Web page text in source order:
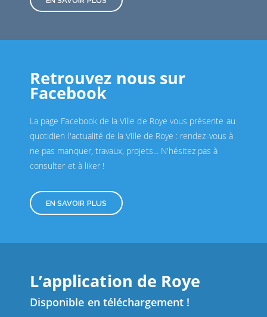
Retrouvez nous sur
Facebook
La page Facebook de la Ville de Roye vous présente au
quotidien l'actualité de la Ville de Roye : rendez-vous à
ne pas manquer, travaux, projets... N'hésitez pas à
consulter et à liker !
EN SAVOIR PLUS
L’application de Roye
Disponible en téléchargement !